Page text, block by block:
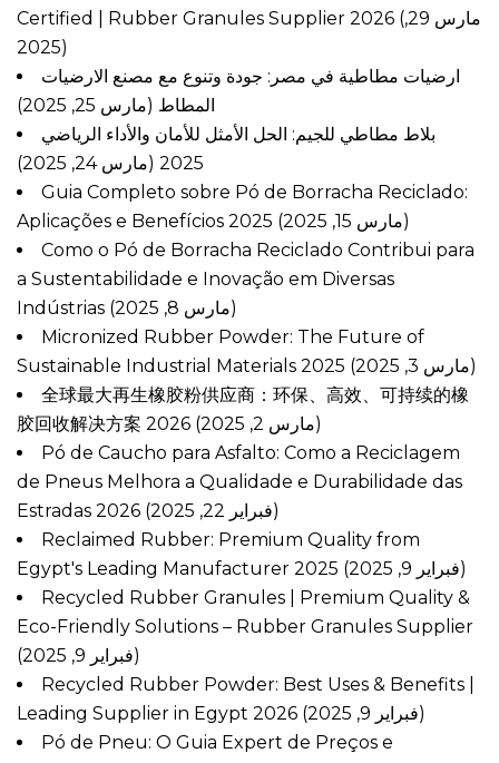
Certified | Rubber Granules Supplier 2026 (مارس 29,
2025)
ارضيات مطاطية في مصر: جودة وتنوع مع مصنع الارضيات
المطاط (مارس 25, 2025)
بلاط مطاطي للجيم: الحل الأمثل للأمان والأداء الرياضي
2025 (مارس 24, 2025)
Guia Completo sobre Pó de Borracha Reciclado:
Aplicações e Benefícios 2025
(مارس 15, 2025)
Como o Pó de Borracha Reciclado Contribui para
a Sustentabilidade e Inovação em Diversas
Indústrias
(مارس 8, 2025)
Micronized Rubber Powder: The Future of
Sustainable Industrial Materials 2025
(مارس 3, 2025)
全球最大再生橡胶粉供应商：环保、高效、可持续的橡
胶回收解决方案 2026
(مارس 2, 2025)
Pó de Caucho para Asfalto: Como a Reciclagem
de Pneus Melhora a Qualidade e Durabilidade das
Estradas 2026
(فبراير 22, 2025)
Reclaimed Rubber: Premium Quality from
Egypt's Leading Manufacturer 2025
(فبراير 9, 2025)
Recycled Rubber Granules | Premium Quality &
Eco-Friendly Solutions – Rubber Granules Supplier
(فبراير 9, 2025)
Recycled Rubber Powder: Best Uses & Benefits |
Leading Supplier in Egypt 2026
(فبراير 9, 2025)
Pó de Pneu: O Guia Expert de Preços e